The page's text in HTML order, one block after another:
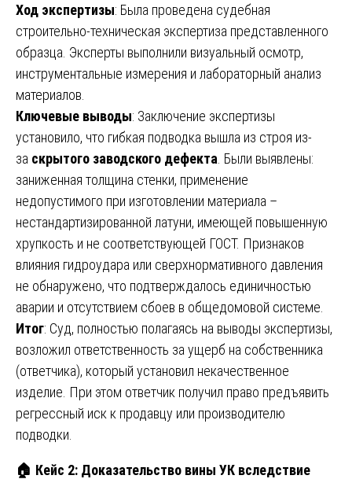
Ход экспертизы: Была проведена судебная
строительно-техническая экспертиза представленного
образца. Эксперты выполнили визуальный осмотр,
инструментальные измерения и лабораторный анализ
материалов.
Ключевые выводы: Заключение экспертизы
установило, что гибкая подводка вышла из строя из-
за скрытого заводского дефекта . Были выявлены:
заниженная толщина стенки, применение
недопустимого при изготовлении материала –
нестандартизированной латуни, имеющей повышенную
хрупкость и не соответствующей ГОСТ. Признаков
влияния гидроудара или сверхнормативного давления
не обнаружено, что подтверждалось единичностью
аварии и отсутствием сбоев в общедомовой системе.
Итог: Суд, полностью полагаясь на выводы экспертизы,
возложил ответственность за ущерб на собственника
(ответчика), который установил некачественное
изделие. При этом ответчик получил право предъявить
регрессный иск к продавцу или производителю
подводки.
🏠 Кейс 2: Доказательство вины УК вследствие